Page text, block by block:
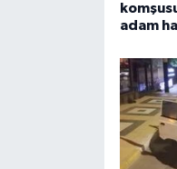
adam